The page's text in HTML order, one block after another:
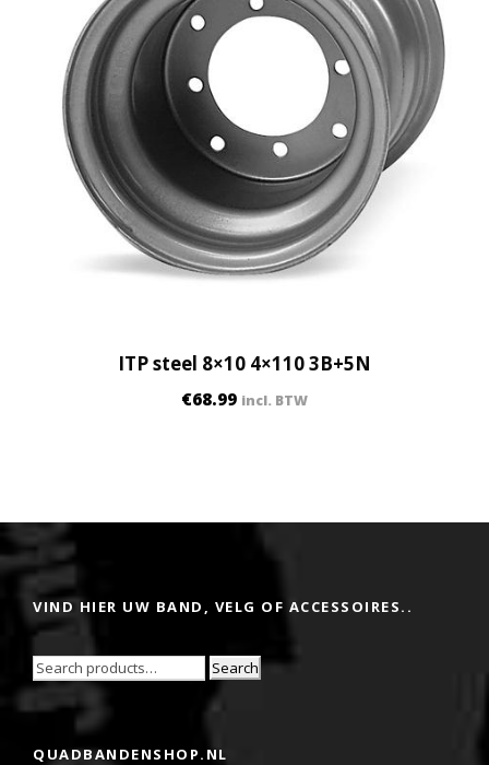
ITP steel 8×10 4×110 3B+5N
€68.99 incl. BTW
VIND HIER UW BAND, VELG OF ACCESSOIRES..
Search
QUADBANDENSHOP.NL